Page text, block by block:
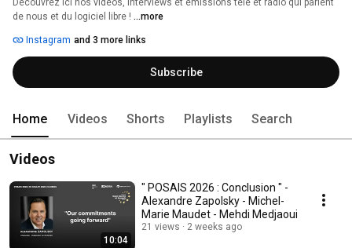
Découvrez ici nos vidéos, interviews et émissions télé et radio qui parlent
de nous et du logiciel libre ! ...more
Instagram and 3 more links
Subscribe
Home Videos Shorts Playlists Search
Videos
10:04
" POSAIS 2026 : Conclusion " -
Alexandre Zapolsky - Michel-
Marie Maudet - Mehdi Medjaoui
21 views 2 weeks ago